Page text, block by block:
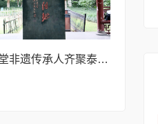
侣山堂非遗传承人齐聚泰康之家•大清谷 共话中医药传承发展